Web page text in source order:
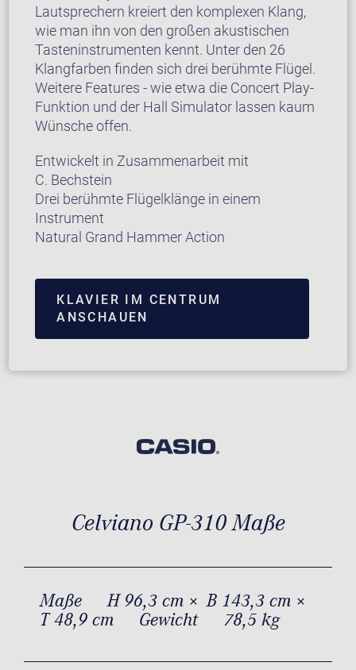
Lautsprechern kreiert den komplexen Klang,
wie man ihn von den großen akustischen
Tasteninstrumenten kennt. Unter den 26
Klangfarben finden sich drei berühmte Flügel.
Weitere Features - wie etwa die Concert Play-
Funktion und der Hall Simulator lassen kaum
Wünsche offen.
Entwickelt in Zusammenarbeit mit
C. Bechstein
Drei berühmte Flügelklänge in einem
Instrument
Natural Grand Hammer Action
KLAVIER IM CENTRUM
ANSCHAUEN
Celviano GP-310 Maße
Maße
H 96,3 cm × B 143,3 cm ×
T 48,9 cm
Gewicht 78,5 kg